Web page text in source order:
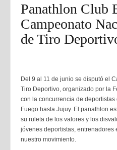
Panathlon Club
Campeonato
de Tiro
Del 9 al 11 de junio se disputó el
Tiro Deportivo, organizado por la
con la concurrencia de
Fuego hasta Jujuy. El panathlon
su ruleta de los valores y los
jóvenes deportistas, entrenadores
nuestro movimiento.